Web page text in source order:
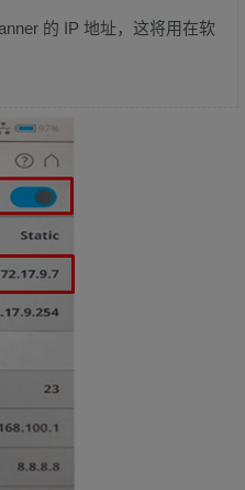
的 IP 地址，这将用在软